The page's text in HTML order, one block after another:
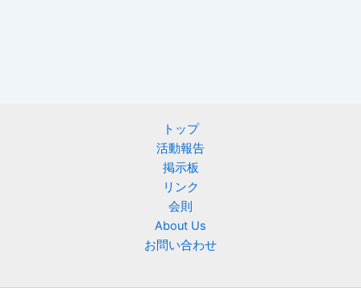
トップ
活動報告
掲示板
リンク
会則
About Us
お問い合わせ